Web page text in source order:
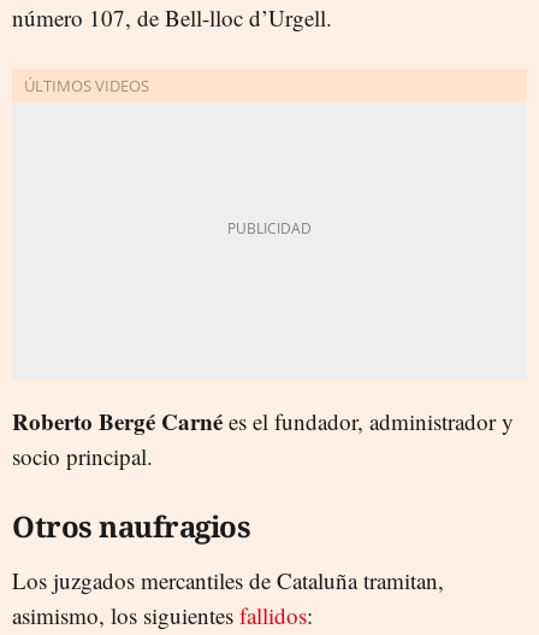
número 107, de Bell-lloc d’Urgell.
Roberto Bergé Carné es el fundador, administrador y
socio principal.
Otros naufragios
Los juzgados mercantiles de Cataluña tramitan,
asimismo, los siguientes fallidos: